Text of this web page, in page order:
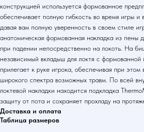
конструкцией используется формованное
обеспечивает полную гибкость во время игры и
давая вам полную уверенность в своем стиле
анатомическая формованная накладка из пены
при падении непосредственно на локоть. На
независимый вкладыш для локтя с формованной
прилегает к руке игрока, обеспечивая при
широкого спектра возможных травм. По всей
локтевой накладки находится подкладка
защиту от пота и сохраняет прохладу на
Доставка и оплата
Таблица размеров